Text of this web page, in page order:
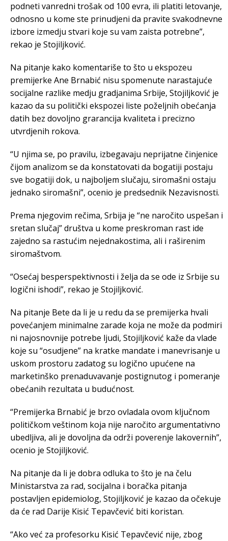
podneti vanredni trošak od 100 evra, ili platiti letovanje,
odnosno u kome ste prinudjeni da pravite svakodnevne
izbore izmedju stvari koje su vam zaista potrebne”,
rekao je Stojiljković.
Na pitanje kako komentariše to što u ekspozeu
premijerke Ane Brnabić nisu spomenute narastajuće
socijalne razlike medju gradjanima Srbije, Stojiljković je
kazao da su politički ekspozei liste poželjnih obećanja
datih bez dovoljno grarancija kvaliteta i precizno
utvrdjenih rokova.
“U njima se, po pravilu, izbegavaju neprijatne činjenice
čijom analizom se da konstatovati da bogatiji postaju
sve bogatiji dok, u najboljem slučaju, siromašni ostaju
jednako siromašni”, ocenio je predsednik Nezavisnosti.
Prema njegovim rečima, Srbija je “ne naročito uspešan i
sretan slučaj” društva u kome preskroman rast ide
zajedno sa rastućim nejednakostima, ali i raširenim
siromaštvom.
“Osećaj besperspektivnosti i želja da se ode iz Srbije su
logični ishodi”, rekao je Stojiljković.
Na pitanje Bete da li je u redu da se premijerka hvali
povećanjem minimalne zarade koja ne može da podmiri
ni najosnovnije potrebe ljudi, Stojiljković kaže da vlade
koje su “osudjene” na kratke mandate i manevrisanje u
uskom prostoru zadatog su logično upućene na
marketinško prenaduvavanje postignutog i pomeranje
obećanih rezultata u budućnost.
“Premijerka Brnabić je brzo ovladala ovom ključnom
političkom veštinom koja nije naročito argumentativno
ubedljiva, ali je dovoljna da održi poverenje lakovernih”,
ocenio je Stojiljković.
Na pitanje da li je dobra odluka to što je na čelu
Ministarstva za rad, socijalna i boračka pitanja
postavljen epidemiolog, Stojiljković je kazao da očekuje
da će rad Darije Kisić Tepavčević biti koristan.
“Ako već za profesorku Kisić Tepavčević nije, zbog